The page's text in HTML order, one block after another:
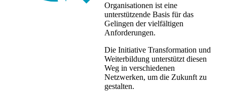
Organisationen ist eine
unterstützende Basis für das
Gelingen der vielfältigen
Anforderungen.
Die Initiative Transformation und
Weiterbildung unterstützt diesen
Weg in verschiedenen
Netzwerken, um die Zukunft zu
gestalten.